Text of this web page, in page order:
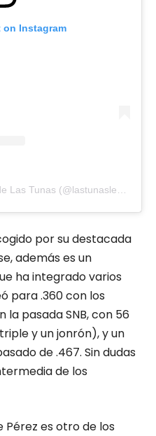
Instagram
A post shared by Leñadores de Las Tunas (@lastunaslenadores)
por su destacada
además es un
ha integrado varios
para .360 con los
la pasada SNB, con 56
y un jonrón), y un
de .467. Sin dudas
de los
Pérez es otro de los